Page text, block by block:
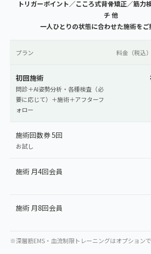
トリガーポイント／こころ式背骨矯正／筋力
チ 他
一人ひとりの状態に合わせた施術をご
プラン 料金（税込）
初回施術
問診＋AI姿勢分析・各種検査（必
要に応じて）＋施術＋アフターフ
ォロー
施術回数券 5回
お試し
施術 月4回会員
施術 月8回会員
※深層筋EMS・血流制限トレーニングはオプション